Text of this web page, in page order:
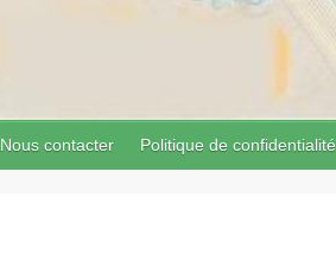
Nous contacter Politique de confidentialité